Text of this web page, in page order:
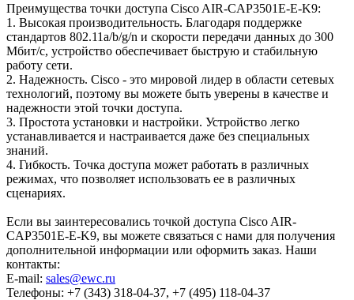
Преимущества точки доступа Cisco AIR-CAP3501E-E-K9:
1. Высокая производительность. Благодаря поддержке
стандартов 802.11a/b/g/n и скорости передачи данных до 300
Мбит/с, устройство обеспечивает быструю и стабильную
работу сети.
2. Надежность. Cisco - это мировой лидер в области сетевых
технологий, поэтому вы можете быть уверены в качестве и
надежности этой точки доступа.
3. Простота установки и настройки. Устройство легко
устанавливается и настраивается даже без специальных
знаний.
4. Гибкость. Точка доступа может работать в различных
режимах, что позволяет использовать ее в различных
сценариях.
Если вы заинтересовались точкой доступа Cisco AIR-
CAP3501E-E-K9, вы можете связаться с нами для получения
дополнительной информации или оформить заказ. Наши
контакты:
E-mail: sales@ewc.ru
Телефоны: +7 (343) 318-04-37, +7 (495) 118-04-37